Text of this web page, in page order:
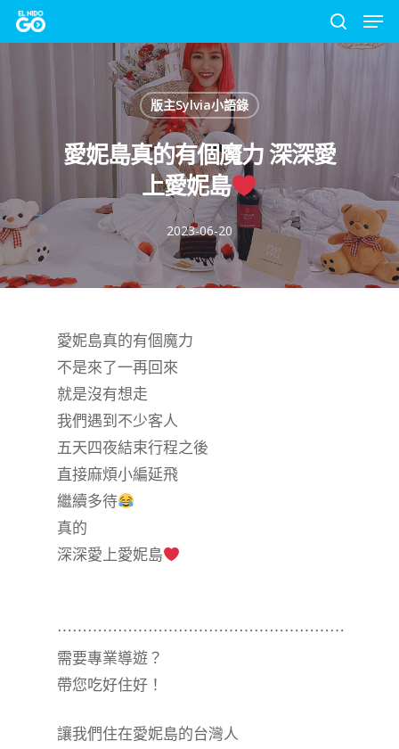
Skip
to
search
版主Sylvia小語錄
愛妮島真的有個魔力 深深愛
上愛妮島
2023-06-20
愛妮島真的有個魔力
不是來了一再回來
就是沒有想走
我們遇到不少客人
五天四夜結束行程之後
直接麻煩小編延飛
繼續多待
真的
深深愛上愛妮島
⋯⋯⋯⋯⋯⋯⋯⋯⋯⋯⋯⋯⋯⋯⋯⋯⋯⋯⋯
需要專業導遊？
帶您吃好住好！
讓我們住在愛妮島的台灣人
Close